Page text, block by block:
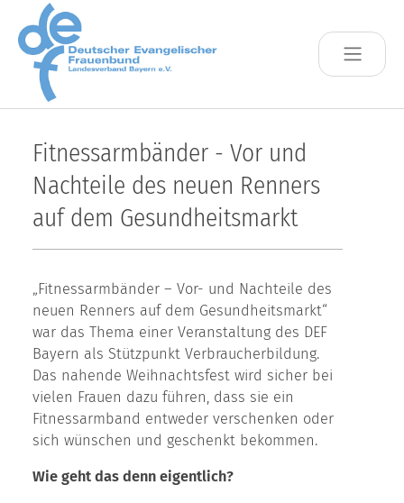
Skip to main content
Fitnessarmbänder - Vor und
Nachteile des neuen Renners
auf dem Gesundheitsmarkt
„Fitnessarmbänder – Vor- und Nachteile des
neuen Renners auf dem Gesundheitsmarkt“
war das Thema einer Veranstaltung des DEF
Bayern als Stützpunkt Verbraucherbildung.
Das nahende Weihnachtsfest wird sicher bei
vielen Frauen dazu führen, dass sie ein
Fitnessarmband entweder verschenken oder
sich wünschen und geschenkt bekommen.
Wie geht das denn eigentlich?